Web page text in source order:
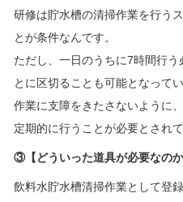
研修は貯水槽の清掃作業を行う
とが条件なんです。
ただし、一日のうちに7時間行
とに区切ることも可能となってい
作業に支障をきたさないように
定期的に行うことが必要とされ
③【どういった道具が必要なのか
飲料水貯水槽清掃作業として登